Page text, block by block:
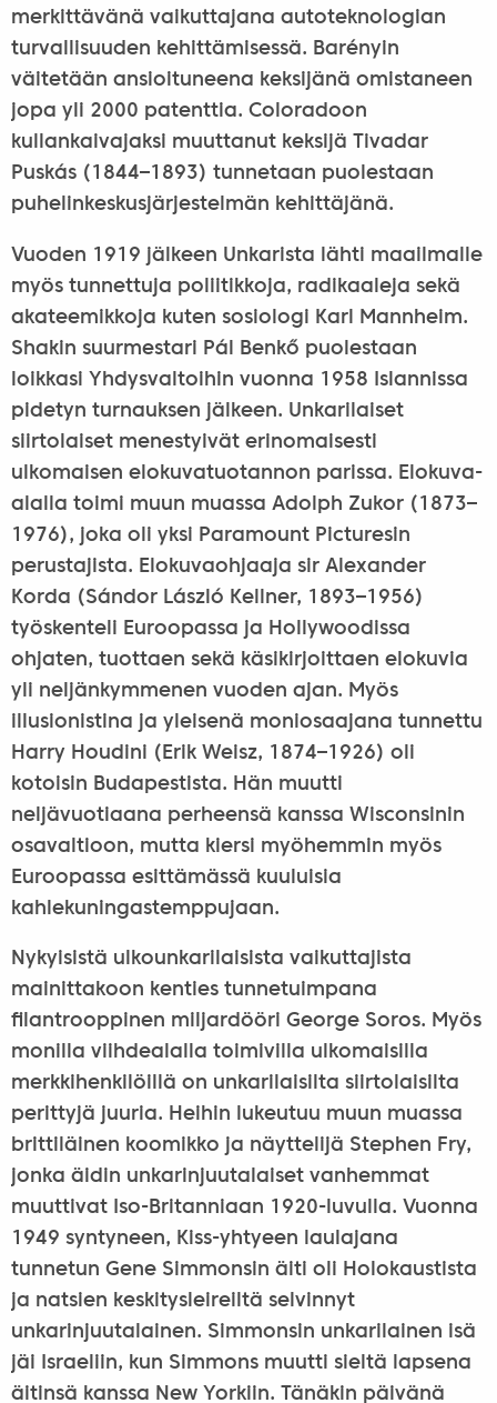
merkittävänä vaikuttajana autoteknologian
turvallisuuden kehittämisessä. Barényin
väitetään ansioituneena keksijänä omistaneen
jopa yli 2000 patenttia. Coloradoon
kullankaivajaksi muuttanut keksijä Tivadar
Puskás (1844–1893) tunnetaan puolestaan
puhelinkeskusjärjestelmän kehittäjänä.
Vuoden 1919 jälkeen Unkarista lähti maailmalle
myös tunnettuja poliitikkoja, radikaaleja sekä
akateemikkoja kuten sosiologi Karl Mannheim.
Shakin suurmestari Pál Benkő puolestaan
loikkasi Yhdysvaltoihin vuonna 1958 Islannissa
pidetyn turnauksen jälkeen. Unkarilaiset
siirtolaiset menestyivät erinomaisesti
ulkomaisen elokuvatuotannon parissa. Elokuva-
alalla toimi muun muassa Adolph Zukor (1873–
1976), joka oli yksi Paramount Picturesin
perustajista. Elokuvaohjaaja sir Alexander
Korda (Sándor László Kellner, 1893–1956)
työskenteli Euroopassa ja Hollywoodissa
ohjaten, tuottaen sekä käsikirjoittaen elokuvia
yli neljänkymmenen vuoden ajan. Myös
illusionistina ja yleisenä moniosaajana tunnettu
Harry Houdini (Erik Weisz, 1874–1926) oli
kotoisin Budapestista. Hän muutti
neljävuotiaana perheensä kanssa Wisconsinin
osavaltioon, mutta kiersi myöhemmin myös
Euroopassa esittämässä kuuluisia
kahlekuningastemppujaan.
Nykyisistä ulkounkarilaisista vaikuttajista
mainittakoon kenties tunnetuimpana
filantrooppinen miljardööri George Soros. Myös
monilla viihdealalla toimivilla ulkomaisilla
merkkihenkilöillä on unkarilaisilta siirtolaisilta
perittyjä juuria. Heihin lukeutuu muun muassa
brittiläinen koomikko ja näyttelijä Stephen Fry,
jonka äidin unkarinjuutalaiset vanhemmat
muuttivat Iso-Britanniaan 1920-luvulla. Vuonna
1949 syntyneen, Kiss-yhtyeen laulajana
tunnetun Gene Simmonsin äiti oli Holokaustista
ja natsien keskitysleireiltä selvinnyt
unkarinjuutalainen. Simmonsin unkarilainen isä
jäi Israeliin, kun Simmons muutti sieltä lapsena
äitinsä kanssa New Yorkiin. Tänäkin päivänä